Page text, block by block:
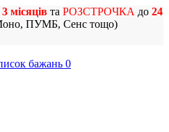
3 місяців та РОЗСТРОЧКА до 24
ПУМБ, Сенс тощо)
0